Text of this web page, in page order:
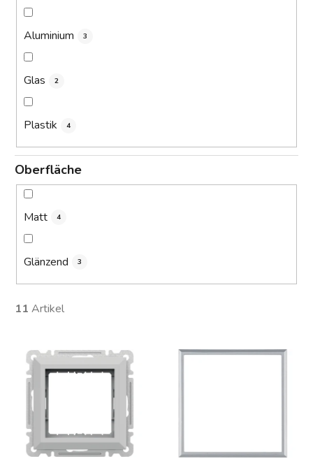
Aluminium 3
Glas 2
Plastik 4
Oberfläche
Matt 4
Glänzend 3
11 Artikel